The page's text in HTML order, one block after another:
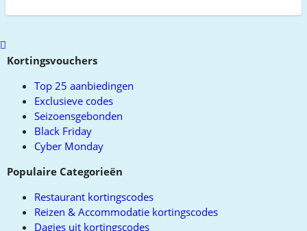
Scroll
toKortingsvouchers
Top 25 aanbiedingen
Exclusieve codes
Seizoensgebonden
Black Friday
Cyber Monday
Populaire Categorieën
Restaurant kortingscodes
Reizen & Accommodatie kortingscodes
Dagjes uit kortingscodes